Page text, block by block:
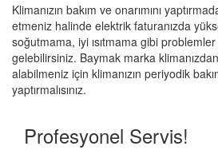
Klimanızın bakım ve onarımını
etmeniz halinde elektrik faturanızda
soğutmama, iyi ısıtmama gibi problemler
gelebilirsiniz. Baymak marka
alabilmeniz için klimanızın periyodik
yaptırmalısınız.
Profesyonel Servis!